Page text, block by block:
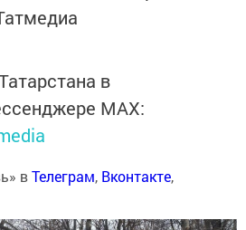
в
MАХ:
вТелеграм, Вконтакте,